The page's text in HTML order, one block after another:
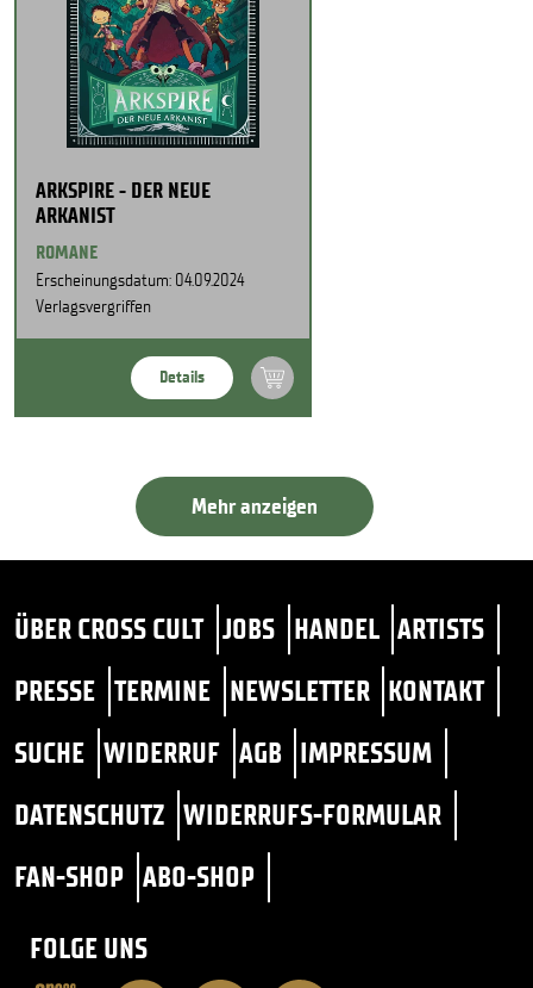
ARKSPIRE - DER NEUE
ARKANIST
ROMANE
Erscheinungsdatum: 04.09.2024
Verlagsvergriffen
Details
Mehr anzeigen
ÜBER CROSS CULT JOBS HANDEL ARTISTS
PRESSE TERMINE NEWSLETTER KONTAKT
SUCHE WIDERRUF AGB IMPRESSUM
DATENSCHUTZ WIDERRUFS-FORMULAR
FAN-SHOP ABO-SHOP
FOLGE UNS